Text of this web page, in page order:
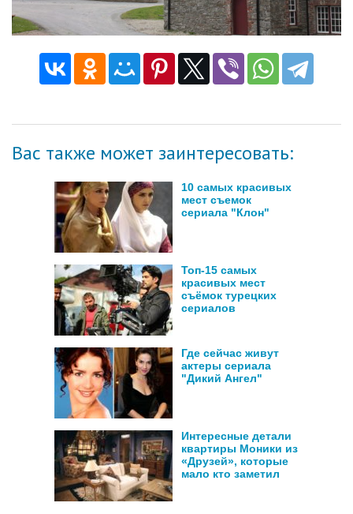
Вас также может заинтересовать:
10 самых красивых
мест съемок
сериала "Клон"
Топ-15 самых
красивых мест
съёмок турецких
сериалов
Где сейчас живут
актеры сериала
"Дикий Ангел"
Интересные детали
квартиры Моники из
«Друзей», которые
мало кто заметил